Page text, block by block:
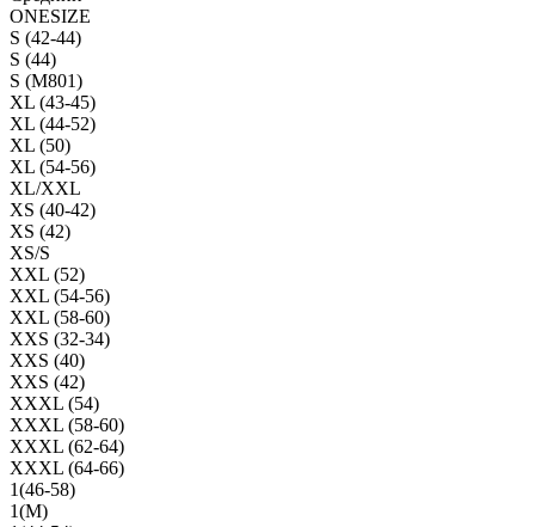
ONESIZE
S (42-44)
S (44)
S (M801)
XL (43-45)
XL (44-52)
XL (50)
XL (54-56)
XL/XXL
XS (40-42)
XS (42)
XS/S
XXL (52)
XXL (54-56)
XXL (58-60)
XXS (32-34)
XXS (40)
XXS (42)
XXXL (54)
XXXL (58-60)
XXXL (62-64)
XXXL (64-66)
1(46-58)
1(М)